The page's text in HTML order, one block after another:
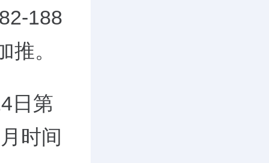
188
。
日第
时间